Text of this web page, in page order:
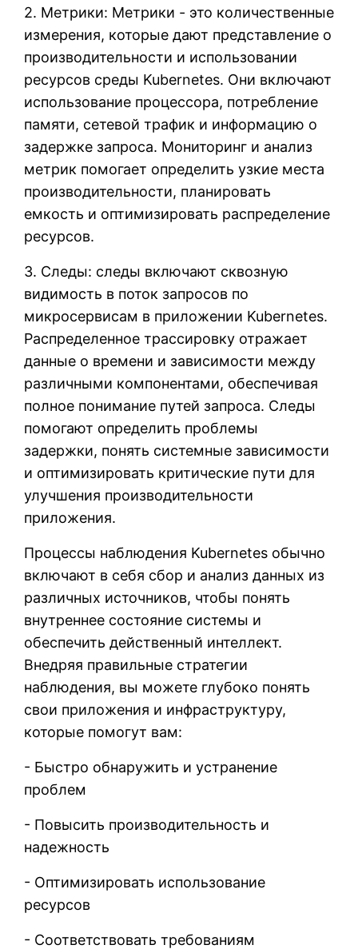
2. Метрики: Метрики - это количественные
измерения, которые дают представление о
производительности и использовании
ресурсов среды Kubernetes. Они включают
использование процессора, потребление
памяти, сетевой трафик и информацию о
задержке запроса. Мониторинг и анализ
метрик помогает определить узкие места
производительности, планировать
емкость и оптимизировать распределение
ресурсов.
3. Следы: следы включают сквозную
видимость в поток запросов по
микросервисам в приложении Kubernetes.
Распределенное трассировку отражает
данные о времени и зависимости между
различными компонентами, обеспечивая
полное понимание путей запроса. Следы
помогают определить проблемы
задержки, понять системные зависимости
и оптимизировать критические пути для
улучшения производительности
приложения.
Процессы наблюдения Kubernetes обычно
включают в себя сбор и анализ данных из
различных источников, чтобы понять
внутреннее состояние системы и
обеспечить действенный интеллект.
Внедряя правильные стратегии
наблюдения, вы можете глубоко понять
свои приложения и инфраструктуру,
которые помогут вам:
- Быстро обнаружить и устранение
проблем
- Повысить производительность и
надежность
- Оптимизировать использование
ресурсов
- Соответствовать требованиям